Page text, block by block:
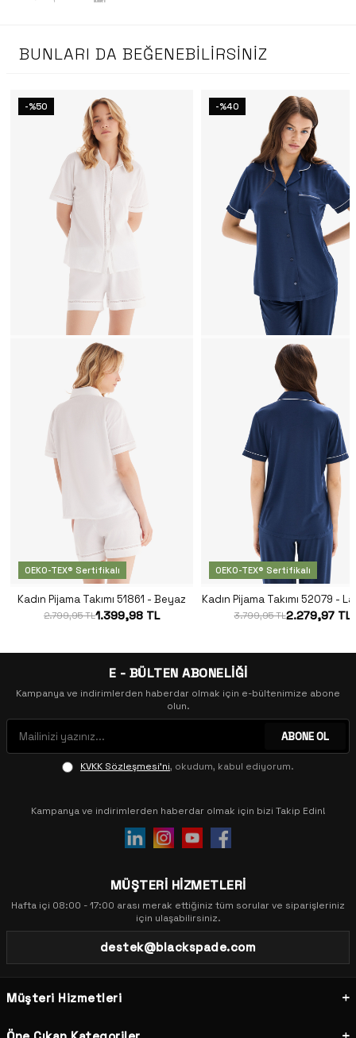
BUNLARI DA BEĞENEBILIRSINIZ
-%50
OEKO-TEX® Sertifikalı
Kadın Pijama Takımı 51861 - Beyaz
2.799,95 TL1.399,98 TL
-%40
OEKO-TEX® Sertifikalı
Kadın Pijama Takımı 52079 -
3.799,95 TL2.279,97 TL
E - BÜLTEN ABONELİĞİ
Kampanya ve indirimlerden haberdar olmak için e-bültenimize abone
olun.
ABONE OL
KVKK Sözleşmesi'ni, okudum, kabul ediyorum.
Kampanya ve indirimlerden haberdar olmak için bizi Takip Edin!
MÜŞTERİ HİZMETLERİ
Hafta içi 08:00 - 17:00 arası merak ettiğiniz tüm sorular ve siparişleriniz
için ulaşabilirsiniz.
destek@blackspade.com
Müşteri Hizmetleri